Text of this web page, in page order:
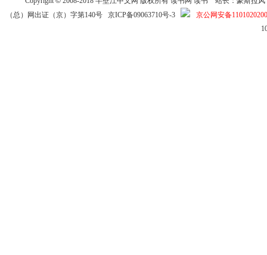
（总）网出证（京）字第140号 京ICP备09063710号-3
京公网安备